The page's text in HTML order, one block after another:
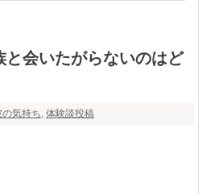
会いたがらないのはど
気持ち, 体験談投稿